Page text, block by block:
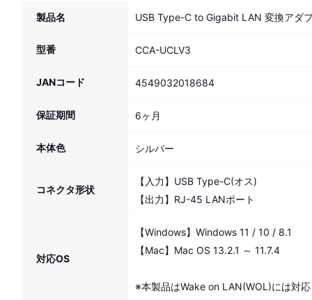
製品名 USB Type-C to Gigabit LAN 変換アダ
型番 CCA-UCLV3
JANコード 4549032018684
保証期間 6ヶ月
本体色 シルバー
コネクタ形状
【入力】USB Type-C(オス)
【出力】RJ-45 LANポート
対応OS
【Windows】Windows 11 / 10 / 8.1
【Mac】Mac OS 13.2.1 ～ 11.7.4
※本製品はWake on LAN(WOL)には対